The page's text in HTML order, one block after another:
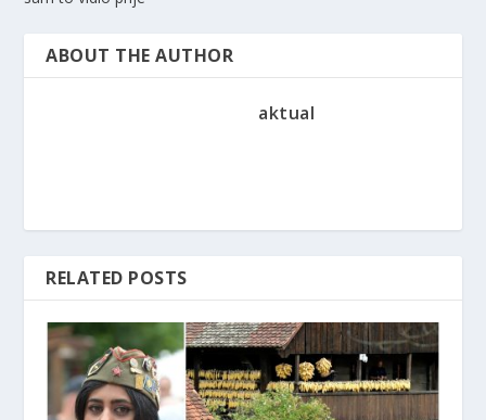
ABOUT THE AUTHOR
aktual
RELATED POSTS